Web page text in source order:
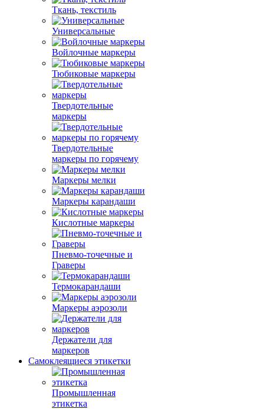
Ткань, текстиль
Универсальные
Войлочные маркеры
Тюбиковые маркеры
Твердотельные
маркеры
Твердотельные
маркеры по горячему
Маркеры мелки
Маркеры карандаши
Кислотные маркеры
Пневмо-точечные и
Граверы
Термокарандаши
Маркеры аэрозоли
Держатели для
маркеров
Самоклеящиеся этикетки
Промышленная
этикетка